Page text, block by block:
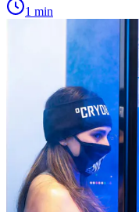
1 min